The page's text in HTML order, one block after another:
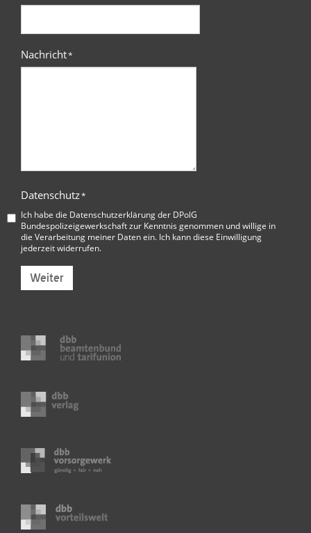
Nachricht*
Datenschutz*
Ich habe die Datenschutzerklärung der DPolG
Bundespolizeigewerkschaftzur Kenntnis genommen und willige in
die Verarbeitung meiner Daten ein. Ich kann diese Einwilligung
jederzeit widerrufen.
Weiter